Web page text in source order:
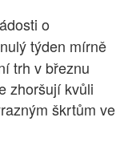
o
týden mírně
trh v březnu
zhoršují kvůli
škrtům ve